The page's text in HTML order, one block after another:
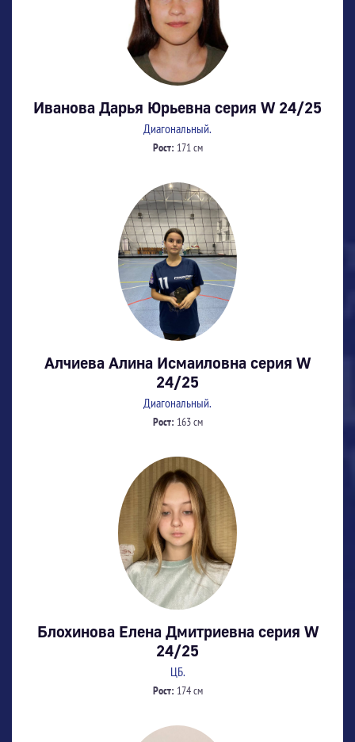
Иванова Дарья Юрьевна серия W 24/25
Диагональный.
Рост: 171 см
Алчиева Алина Исмаиловна серия W
24/25
Диагональный.
Рост: 163 см
Блохинова Елена Дмитриевна серия W
24/25
ЦБ.
Рост: 174 см